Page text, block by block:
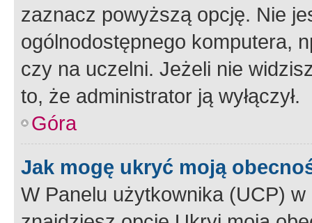
zaznacz powyższą opcję. Nie
ogólnodostępnego komputera,
czy na uczelni. Jeżeli nie
to, że administrator ją wyłączył.
Góra
Jak mogę ukryć moją
W Panelu użytkownika (UCP) w